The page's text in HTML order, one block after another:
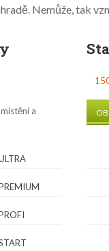
Nemůže, tak
a